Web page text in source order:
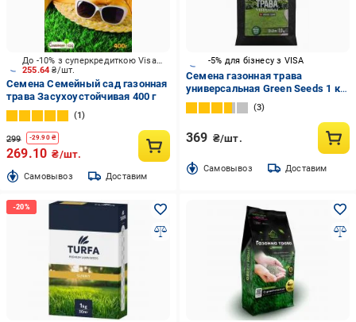
255.64₴/шт.
До -10% з суперкредиткою Visa Вигода
Семена Семейный сад газонная
трава Засухоустойчивая 400 г
1
299 -29.90₴
269.10 ₴/шт.
Cамовывоз Доставим
-5% для бізнесу з VISA
Семена газонная трава
универсальная Green Seeds 1 кг
1 кг 1000 г
3
369 ₴/шт.
Cамовывоз Доставим